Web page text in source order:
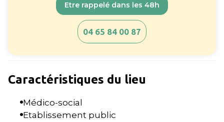
Etre rappelé dans les 48h
04 65 84 00 87
Caractéristiques du lieu
Médico-social
Etablissement public